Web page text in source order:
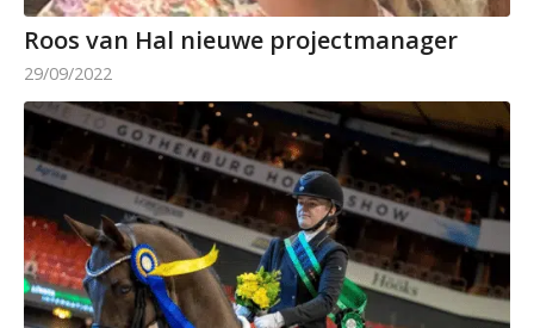
Roos van Hal nieuwe projectmanager
29/09/2022